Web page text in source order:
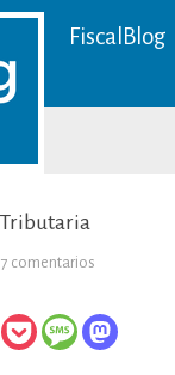
FiscalBlog
7 comentarios
alarma
y